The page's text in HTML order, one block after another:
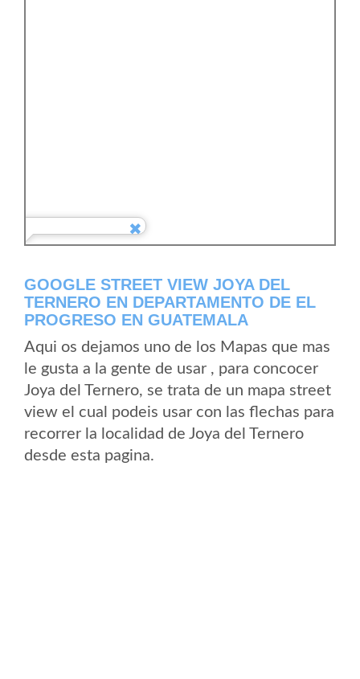
GOOGLE STREET VIEW JOYA DEL
TERNERO EN DEPARTAMENTO DE EL
PROGRESO EN GUATEMALA
Aqui os dejamos uno de los Mapas que mas
le gusta a la gente de usar , para concocer
Joya del Ternero, se trata de un mapa street
view el cual podeis usar con las flechas para
recorrer la localidad de Joya del Ternero
desde esta pagina.